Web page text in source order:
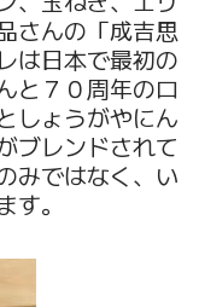
さんの「成吉思
は日本で最初の
と７０周年のロ
しょうがやにん
ブレンドされて
みではなく、い
。